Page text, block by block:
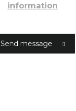
information
Send message